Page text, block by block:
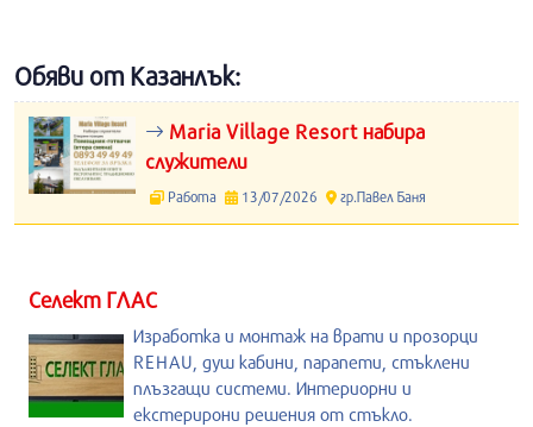
Обяви от Казанлък:
Maria Village Resort набира
служители
Работа 13/07/2026 гр.Павел Баня
Селект ГЛАС
Изработка и монтаж на врати и прозорци
REHAU, душ кабини, парапети, стъклени
плъзгащи системи. Интериорни и
екстерирони решения от стъкло.